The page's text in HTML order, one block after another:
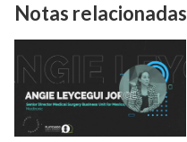
Notas relacionadas